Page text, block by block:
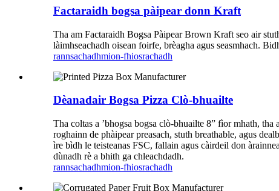
Factaraidh bogsa pàipear donn Kraft
Tha am Factaraidh Bogsa Pàipear Brown Kraft seo air
làimhseachadh oisean foirfe, brèagha agus seasmhach.
rannsachadhmion-fhiosrachadh
Dèanadair Bogsa Pizza Clò-bhuailte
Tha coltas a ’bhogsa bogsa clò-bhuailte 8” fìor mhath,
roghainn de phàipear preasach, stuth breathable, agus
ìre bìdh le teisteanas FSC, fallain agus càirdeil don
dùnadh rè a bhith ga chleachdadh.
rannsachadhmion-fhiosrachadh